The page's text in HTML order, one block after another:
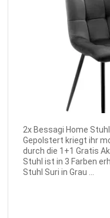
2x Bessagi Home
Gepolstert kriegt ihr
durch die 1+1 Gratis
Stuhl ist in 3 Farben
Stuhl Suri in Grau ...
↩
Joachim
Gratis
Text
2:24
↩
Joachim